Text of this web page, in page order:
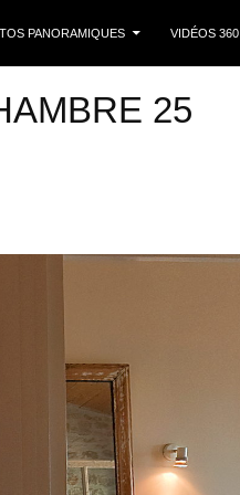
PANORAMIQUES VIDÉOS 360
25